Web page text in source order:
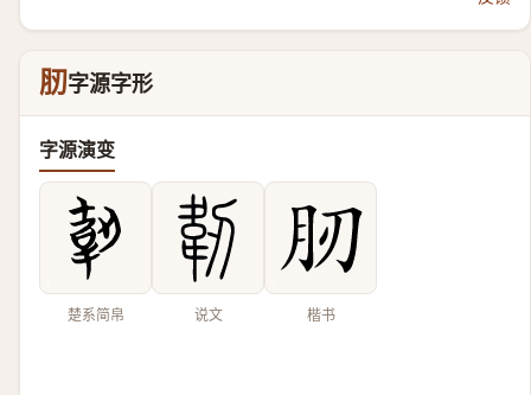
肕字源字形
字源演变
楚系简帛 说文 楷书